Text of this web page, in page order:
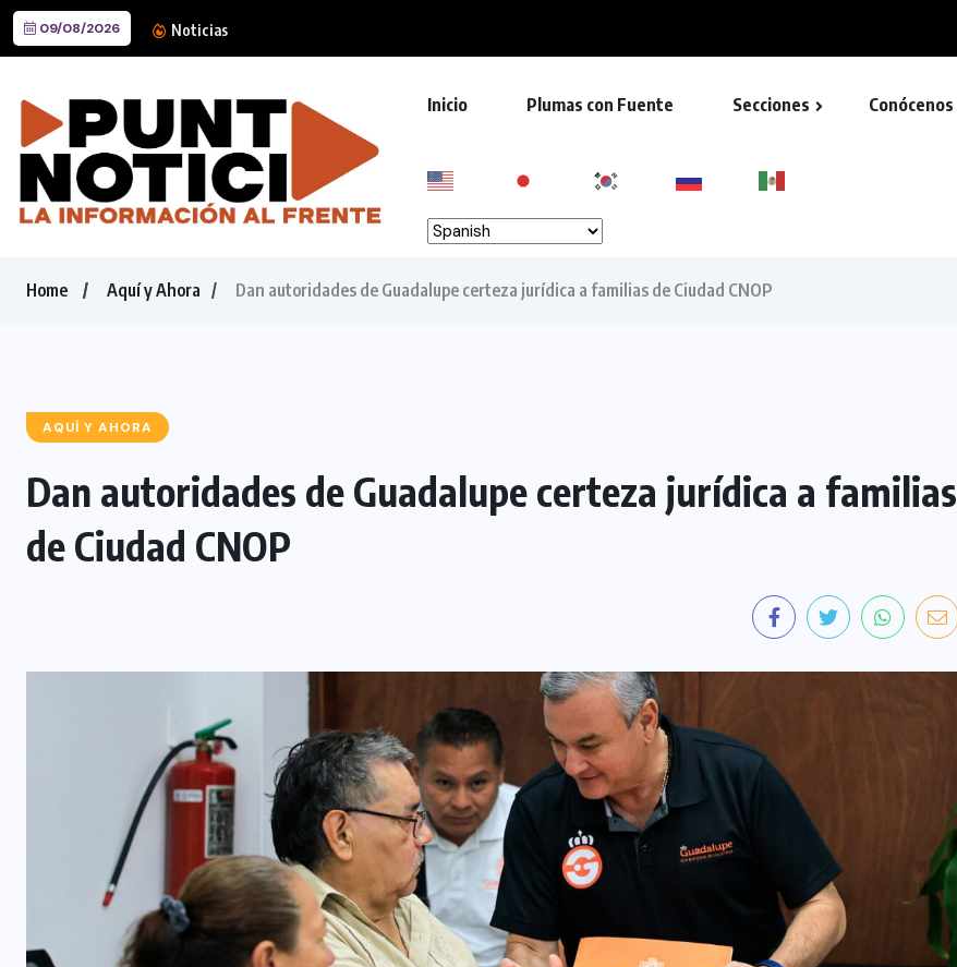
09/08/2026 Noticias
Inicio Plumas con Fuente Secciones Conócenos
Home Aquí y Ahora Dan autoridades de Guadalupe certeza jurídica a familias de Ciudad CNOP
AQUÍ Y AHORA
Dan autoridades de Guadalupe certeza jurídica a familias
de Ciudad CNOP